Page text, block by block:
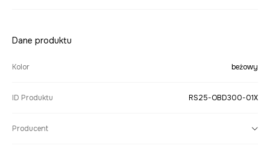
Dane produktu
Kolor beżowy
ID Produktu RS25-OBD300-01X
Producent